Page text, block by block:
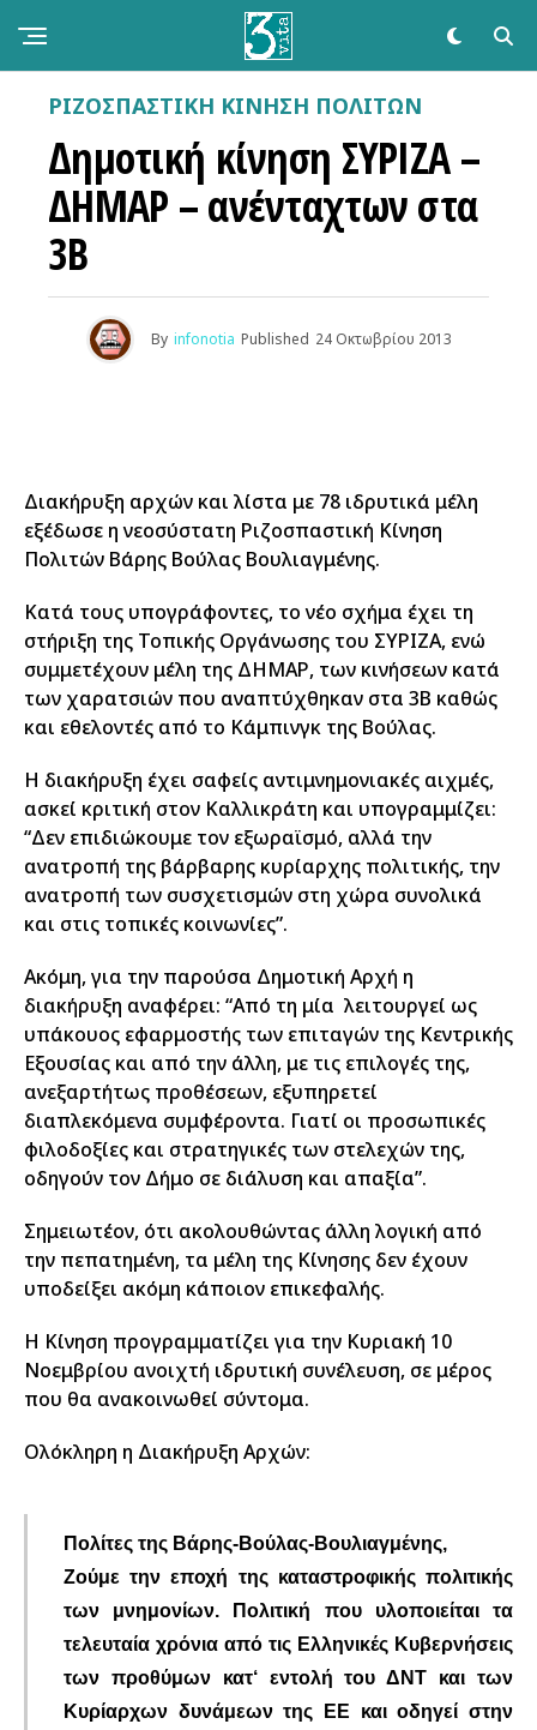
ΡΙΖΟΣΠΑΣΤΙΚΉ ΚΊΝΗΣΗ ΠΟΛΙΤΏΝ
Δημοτική κίνηση ΣΥΡΙΖΑ –
ΔΗΜΑΡ – ανένταχτων στα
3Β
By infonotia Published 24 Οκτωβρίου 2013
Διακήρυξη αρχών και λίστα με 78 ιδρυτικά μέλη
εξέδωσε η νεοσύστατη Ριζοσπαστική Κίνηση
Πολιτών Βάρης Βούλας Βουλιαγμένης.
Κατά τους υπογράφοντες, το νέο σχήμα έχει τη
στήριξη της Τοπικής Οργάνωσης του ΣΥΡΙΖΑ, ενώ
συμμετέχουν μέλη της ΔΗΜΑΡ, των κινήσεων κατά
των χαρατσιών που αναπτύχθηκαν στα 3Β καθώς
και εθελοντές από το Κάμπινγκ της Βούλας.
Η διακήρυξη έχει σαφείς αντιμνημονιακές αιχμές,
ασκεί κριτική στον Καλλικράτη και υπογραμμίζει:
“Δεν επιδιώκουμε τον εξωραϊσμό, αλλά την
ανατροπή της βάρβαρης κυρίαρχης πολιτικής, την
ανατροπή των συσχετισμών στη χώρα συνολικά
και στις τοπικές κοινωνίες”.
Ακόμη, για την παρούσα Δημοτική Αρχή η
διακήρυξη αναφέρει: “Από τη μία λειτουργεί ως
υπάκουος εφαρμοστής των επιταγών της Κεντρικής
Εξουσίας και από την άλλη, με τις επιλογές της,
ανεξαρτήτως προθέσεων, εξυπηρετεί
διαπλεκόμενα συμφέροντα. Γιατί οι προσωπικές
φιλοδοξίες και στρατηγικές των στελεχών της,
οδηγούν τον Δήμο σε διάλυση και απαξία”.
Σημειωτέον, ότι ακολουθώντας άλλη λογική από
την πεπατημένη, τα μέλη της Κίνησης δεν έχουν
υποδείξει ακόμη κάποιον επικεφαλής.
Η Κίνηση προγραμματίζει για την Κυριακή 10
Νοεμβρίου ανοιχτή ιδρυτική συνέλευση, σε μέρος
που θα ανακοινωθεί σύντομα.
Ολόκληρη η Διακήρυξη Αρχών:
Πολίτες της Βάρης-Βούλας-Βουλιαγμένης,
Ζούμε την εποχή της καταστροφικής πολιτικής
των μνημονίων. Πολιτική που υλοποιείται τα
τελευταία χρόνια από τις Ελληνικές Κυβερνήσεις
των προθύμων κατ‘ εντολή του ΔΝΤ και των
Κυρίαρχων δυνάμεων της ΕΕ και οδηγεί στην